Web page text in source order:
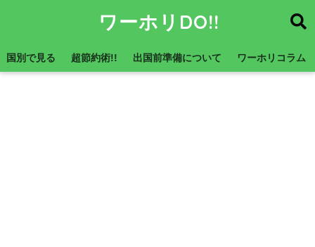
ワーホリDO!!
国別で見る 超節約術!! 出国前準備について ワーホリコラム